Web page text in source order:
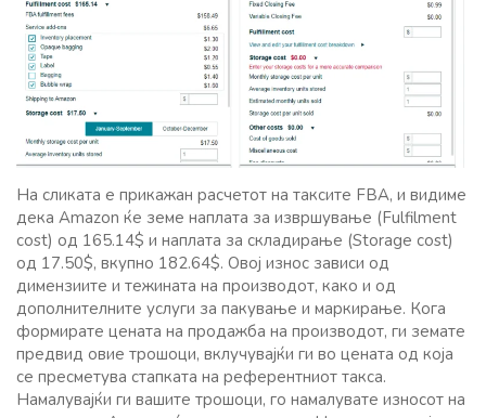
На сликата е прикажан расчетот на таксите FBA, и видиме
дека Amazon ќе земе наплата за извршување (Fulfilment
cost) од 165.14$ и наплата за складирање (Storage cost)
од 17.50$, вкупно 182.64$. Овој износ зависи од
димензиите и тежината на производот, како и од
дополнителните услуги за пакување и маркирање. Кога
формирате цената на продажба на производот, ги земате
предвид овие трошоци, вклучувајќи ги во цената од која
се пресметува стапката на референтниот такса.
Намалувајќи ги вашите трошоци, го намалувате износот на